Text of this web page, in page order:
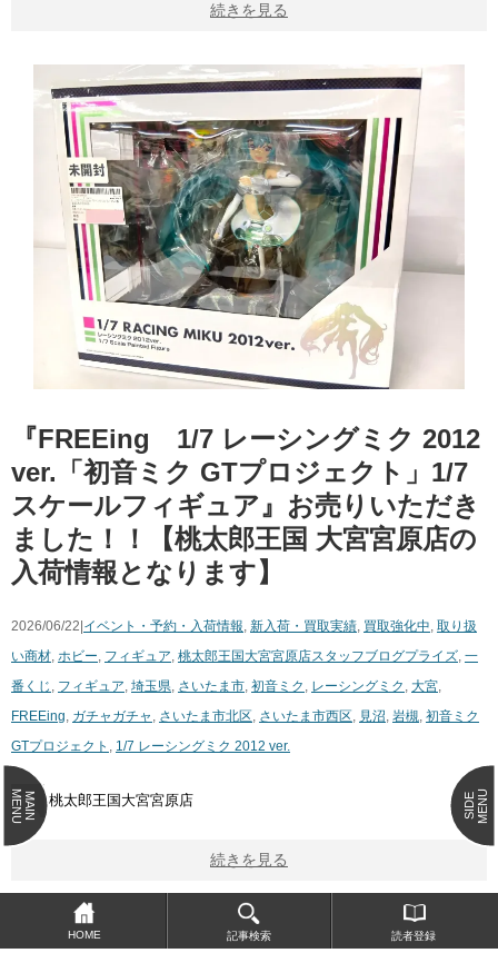
続きを見る
『FREEing 1/7 レーシングミク 2012
ver.「初音ミク GTプロジェクト」1/7
スケールフィギュア』お売りいただき
ました！！【桃太郎王国 大宮宮原店の
入荷情報となります】
2026/06/22| イベント・予約・入荷情報, 新入荷・買取実績, 買取強化中, 取り扱
い商材, ホビー, フィギュア, 桃太郎王国大宮宮原店スタッフブログプライズ, 一
番くじ , フィギュア, 埼玉県, さいたま市, 初音ミク , レーシングミク , 大宮,
FREEing, ガチャガチャ , さいたま市北区, さいたま市西区, 見沼, 岩槻, 初音ミク
GTプロジェクト , 1/7 レーシングミク 2012 ver.
桃太郎王国大宮宮原店
続きを見る
Page 1 of 26 1 2 3 4 5 Next ›
MAIN
MENU SIDEMENU
HOME 記事検索 読者登録